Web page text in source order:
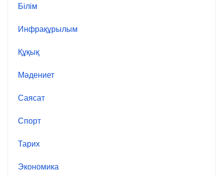
Білім
Инфрақұрылым
Құқық
Мәдениет
Саясат
Спорт
Тарих
Экономика